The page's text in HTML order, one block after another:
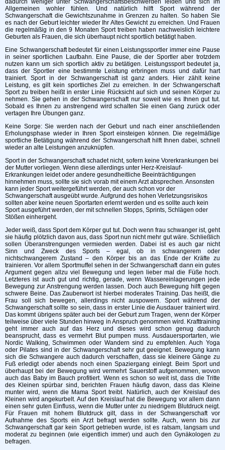
Allgemeinen wohler fühlen. Und natürlich hilft Sport während der
Schwangerschaft die Gewichtszunahme in Grenzen zu halten. So haben Sie
es nach der Geburt leichter wieder Ihr Altes Gewicht zu erreichen. Und Frauen
die regelmäßig in den 9 Monaten Sport treiben haben nachweislich leichtere
Geburten als Frauen, die sich überhaupt nicht sportlich betätigt haben.
Eine Schwangerschaft bedeutet für einen Leistungssportler immer eine Pause
in seiner sportlichen Laufbahn. Eine Pause, die der Sportler aber trotzdem
nutzen kann um sich sportlich aktiv zu betätigen. Leistungssport bedeutet ja,
dass der Sportler eine bestimmte Leistung erbringen muss und dafür hart
trainiert. Sport in der Schwangerschaft ist ganz anders. Hier zählt keine
Leistung, es gilt kein sportliches Ziel zu erreichen. In der Schwangerschaft
Sport zu treiben heißt in erster Linie Rücksicht auf sich und seinen Körper zu
nehmen. Sie gehen in der Schwangerschaft nur soweit wie es Ihnen gut tut.
Sobald es Ihnen zu anstrengend wird schalten Sie einen Gang zurück oder
vertagen Ihre Übungen ganz.
Keine Sorge: Sie werden nach der Geburt und nach einer anschließenden
Erholungsphase wieder in Ihren Sport einsteigen können. Die regelmäßige
sportliche Betätigung während der Schwangerschaft hilft Ihnen dabei, schnell
wieder an alte Leistungen anzuknüpfen.
Sport in der Schwangerschaft schadet nicht, sofern keine Vorerkrankungen bei
der Mutter vorliegen. Wenn diese allerdings unter Herz-Kreislauf-
Erkrankungen leidet oder andere gesundheitliche Beeinträchtigungen
hinnehmen muss, sollte sie sich vorab mit einem Arzt absprechen. Ansonsten
kann jeder Sport weitergeführt werden, der auch schon vor der
Schwangerschaft ausgeübt wurde. Aufgrund des hohen Verletzungsrisikos
sollten aber keine neuen Sportarten erlernt werden und es sollte auch kein
Sport ausgeführt werden, der mit schnellen Stopps, Sprints, Schlägen oder
Stößen einhergeht.
Jeder weiß, dass Sport dem Körper gut tut. Doch wenn frau schwanger ist, geht
sie häufig plötzlich davon aus, dass Sport nun nicht mehr gut wäre. Schließlich
sollen Überanstrengungen vermieden werden. Dabei ist es auch gar nicht
Sinn und Zweck des Sports – egal, ob in schwangerem oder
nichtschwangerem Zustand – den Körper bis an das Ende der Kräfte zu
trainieren. Vor allem Sportmuffel sehen in der Schwangerschaft dann ein gutes
Argument gegen allzu viel Bewegung und legen lieber mal die Füße hoch.
Letzteres ist auch gut und richtig, gerade, wenn Wassereinlagerungen jede
Bewegung zur Anstrengung werden lassen. Doch auch Bewegung hilft gegen
schwere Beine. Das Zauberwort ist hierbei moderates Training. Das heißt, die
Frau soll sich bewegen, allerdings nicht auspowern. Sport während der
Schwangerschaft sollte so sein, dass in erster Linie die Ausdauer trainiert wird.
Das kommt übrigens später auch bei der Geburt zum Tragen, wenn der Körper
teilweise über viele Stunden hinweg in Anspruch genommen wird. Krafttraining
geht immer auch auf das Herz und dieses wird schon genug dadurch
beansprucht, dass es vermehrt Blut pumpen muss. Ausdauersportarten, wie
Nordic Walking, Schwimmen oder Wandern sind zu empfehlen. Auch Yoga
oder Pilates sind in der Schwangerschaft sehr gut geeignet. Bewegung kann
sich die Schwangere auch dadurch verschaffen, dass sie kleinere Gänge zu
Fuß erledigt oder abends noch einen Spaziergang einlegt. Beim Sport und
überhaupt bei der Bewegung wird vermehrt Sauerstoff aufgenommen, wovon
auch das Baby im Bauch profitiert. Wenn es schon so weit ist, dass die Tritte
des Kleinen spürbar sind, berichten Frauen häufig davon, dass das Kleine
munter wird, wenn die Mama Sport treibt. Natürlich, auch der Kreislauf des
Kleinen wird angekurbelt. Auf den Kreislauf hat die Bewegung vor allem dann
einen sehr guten Einfluss, wenn die Mutter unter zu niedrigem Blutdruck neigt.
Für Frauen mit hohem Blutdruck gilt, dass in der Schwangerschaft vor
Aufnahme des Sports ein Arzt befragt werden sollte. Auch, wenn bis zur
Schwangerschaft gar kein Sport getrieben wurde, ist es ratsam, langsam und
moderat zu beginnen (wie eigentlich immer) und auch den Gynäkologen zu
befragen.